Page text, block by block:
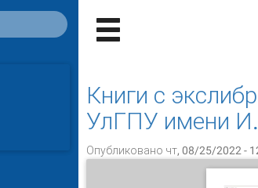
Книги с
УлГПУ имени
Опубликовано чт, 08/25/2022 -